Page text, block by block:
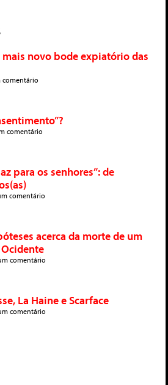
mais novo bode expiatório das
comentário
comentário
para os senhores”: de
comentário
acerca da morte de um
comentário
La Haine e Scarface
comentário